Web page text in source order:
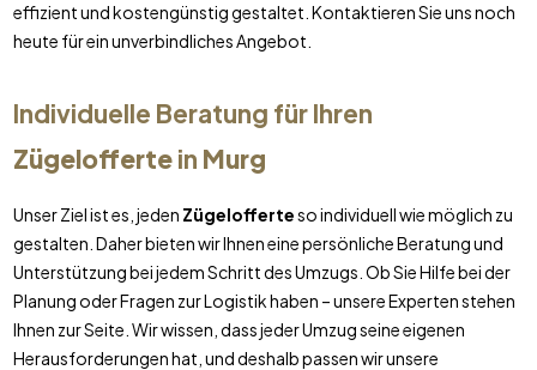
effizient und kostengünstig gestaltet. Kontaktieren Sie uns noch
heute für ein unverbindliches Angebot.
Individuelle Beratung für Ihren
Zügeloffertein Murg
Unser Ziel ist es, jeden Zügelofferteso individuell wie möglich zu
gestalten. Daher bieten wir Ihnen eine persönliche Beratung und
Unterstützung bei jedem Schritt des Umzugs. Ob Sie Hilfe bei der
Planung oder Fragen zur Logistik haben – unsere Experten stehen
Ihnen zur Seite. Wir wissen, dass jeder Umzug seine eigenen
Herausforderungen hat, und deshalb passen wir unsere